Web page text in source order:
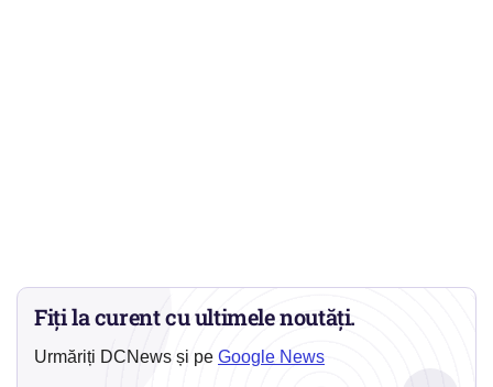
Fiți la curent cu ultimele noutăți.
Urmăriți DCNews și pe Google News